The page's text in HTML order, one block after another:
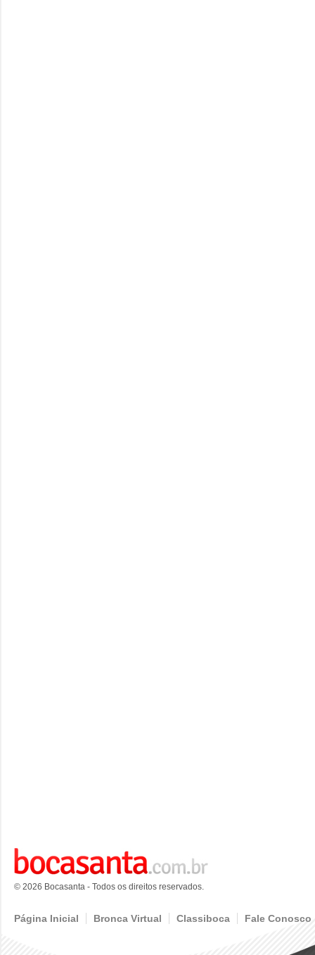
© 2026 Bocasanta - Todos os direitos reservados.
Página Inicial Bronca Virtual Classiboca Fale Conosco